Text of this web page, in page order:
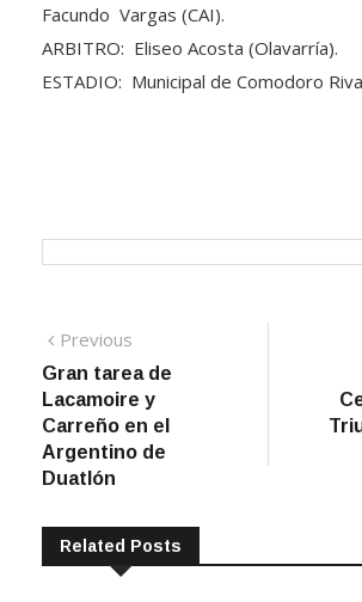
Facundo Vargas (CAI).
ARBITRO: Eliseo Acosta (Olavarría).
ESTADIO: Municipal de Comodoro
Navegación
de
entradas
Previous
post:
Gran tarea de
Lacamoire y
Carreño en el
Argentino de
Duatlón
Related Posts